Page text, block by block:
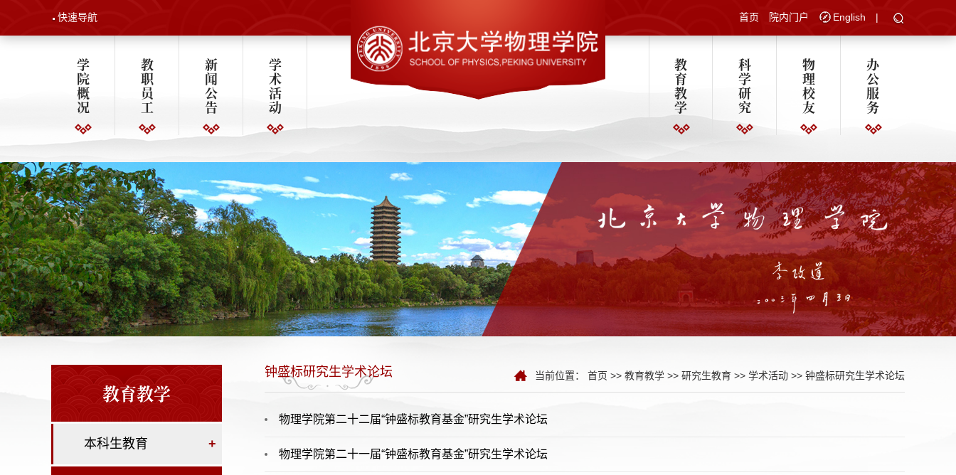
快速导航 首页 院内门户 English |
学
院
概
况
教
职
员
工
新
闻
公
告
学
术
活
动
教
育
教
学
科
学
研
究
物
理
校
友
办
公
服
务
教育教学
本科生教育 +
钟盛标研究生学术论坛 当前位置： 首页 >> 教育教学 >> 研究生教育 >> 学术活动 >> 钟盛标研究生学术论坛
物理学院第二十二届“钟盛标教育基金”研究生学术论坛
物理学院第二十一届“钟盛标教育基金”研究生学术论坛